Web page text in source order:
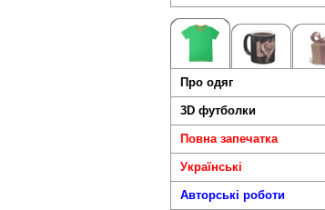
Про одяг
3D футболки
Повна запечатка
Українські
Авторські роботи